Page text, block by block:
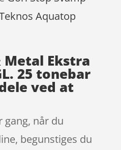
Aquatop
Ekstra
25 tonebar
ved at
gang, når du
begunstiges du